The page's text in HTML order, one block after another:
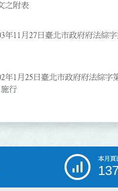
之附表
年11月27日臺北市政府府法綜
年1月25日臺北市政府府法綜字
行
本月頁